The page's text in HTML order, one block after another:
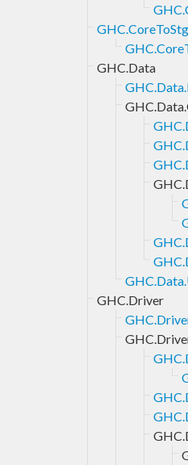
GHC.CoreToStg
GHC.Data
GHC.Driver